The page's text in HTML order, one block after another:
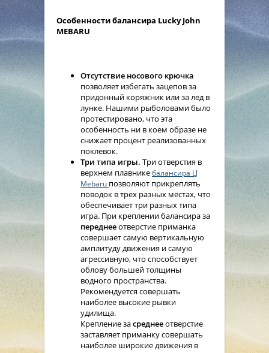
Особенности балансира Lucky John
MEBARU
Отсутствие носового крючка
позволяет избегать зацепов за
придонный коряжник или за лед в
лунке. Нашими рыболовами было
протестировано, что эта
особенность ни в коем образе не
снижает процент реализованных
поклевок.
Три типа игры. Три отверстия в
верхнем плавникебалансира LJ
Mebaru позволяют прикреплять
поводок в трех разных местах, что
обеспечивает три разных типа
игра. При креплении балансира за
переднееотверстие приманка
совершает самую вертикальную
амплитуду движения и самую
агрессивную, что способствует
облову большей толщины
водного пространства.
Рекомендуется совершать
наиболее высокие рывки
удилища.
Крепление засреднееотверстие
заставляет приманку совершать
наиболее широкие движения в